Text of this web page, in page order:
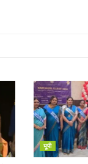
यूपी